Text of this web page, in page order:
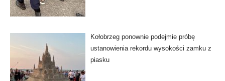
Kołobrzeg ponownie podejmie próbę
ustanowienia rekordu wysokości zamku z
piasku